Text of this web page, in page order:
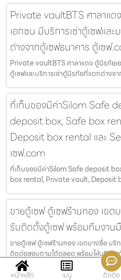
Private vaultBTS ศาลาแด
เอกชน มีบริการเช่าตู้เซฟแล
ต่างจากตู้เซฟธนาคาร ตู้เซฟ
Private vaultBTS ศาลาแดง ตู้นิรภัยเ
ตู้เซฟและบริการเช่าตู้นิรภัยที่แตกต่างจ
ที่เก็บของมีค่าSilom Safe
deposit box, Safe box
Deposit box rental และ
เซฟ.com
ที่เก็บของมีค่าSilom Safe deposit
box rental, Private vault, Deposit
ขายตู้เซฟ ตู้เซฟร้านทอง เข
รับติดตั้งตู้เซฟ พร้อมทีมงาน
ขายตู้เซฟ ตู้เซฟร้านทอง เขตบางซื่อ บ
ติดต่อสอบถามได้ตลอด พร้อมให้บริการ
หน้าหลัก เมนู ติดต่อ